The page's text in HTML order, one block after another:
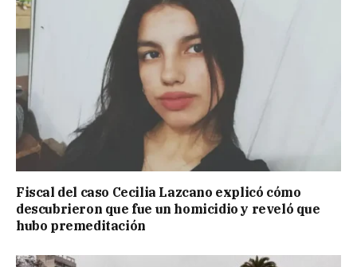
Fiscal del caso Cecilia Lazcano explicó cómo
descubrieron que fue un homicidio y reveló que
hubo premeditación